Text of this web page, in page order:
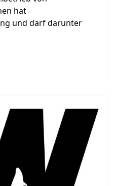
hat
und darf darunter